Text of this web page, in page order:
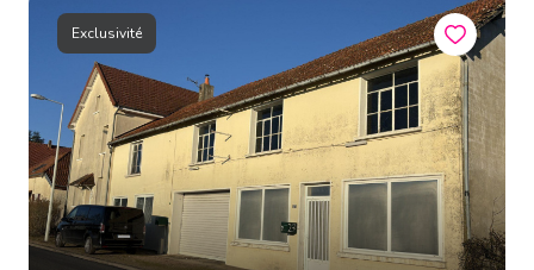
vendus
estimation
e-
mail
contact
Exclusivité